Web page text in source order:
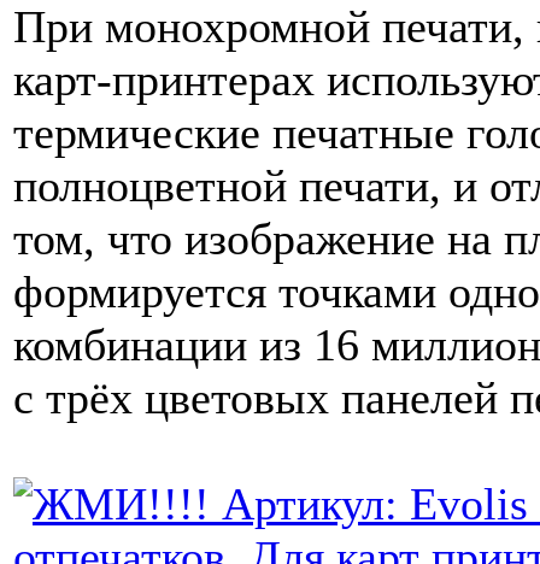
При монохромной
карт-принтерах
термические печатные
полноцветной печати, и
том, что изображение на
формируется точками
комбинации из 16
с трёх цветовых панелей